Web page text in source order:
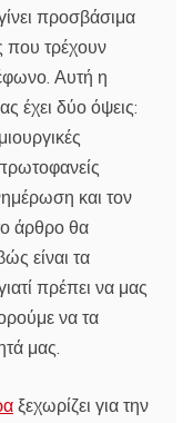
προσβάσιμα
που τρέχουν
Αυτή η
έχει δύο όψεις:
και τον
άρθρο θα
είναι τα
πρέπει να μας
να τα
μας.
ξεχωρίζει για την